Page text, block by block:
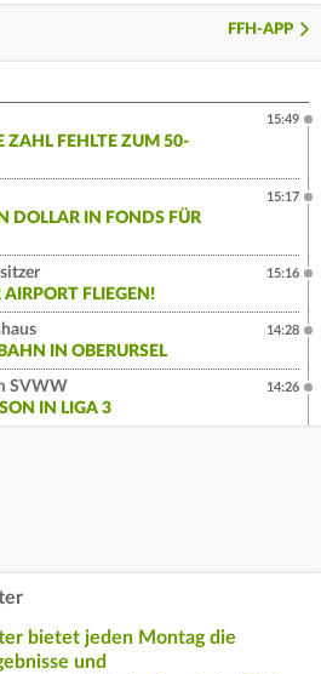
FFH-APP
ZAHL FEHLTE ZUM 50-
15:49
DOLLAR IN FONDS FÜR
15:17
FLIEGEN!
15:16
IN OBERURSEL
14:28
SVWW
IN LIGA 3
14:26
bietet jeden Montag die
und